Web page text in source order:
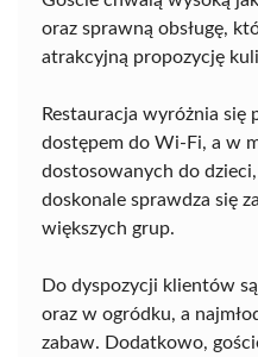
oraz sprawną obsługę,
atrakcyjną propozycję
Restauracja wyróżnia
dostępem do Wi-Fi, a w
dostosowanych do
doskonale sprawdza się
większych grup.
Do dyspozycji klientów
oraz w ogródku, a
zabaw. Dodatkowo,